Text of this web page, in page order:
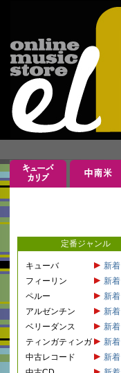
定番ジャンル
キューバ 新着
フィーリン
新着
ペルー
新着
アルゼンチン
新着
ベリーダンス
新着
ティンガティンガ
新着
中古レコード
新着